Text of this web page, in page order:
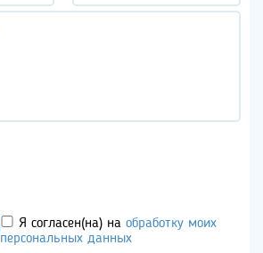
Я согласен(на) на обработку моих
персональных данных